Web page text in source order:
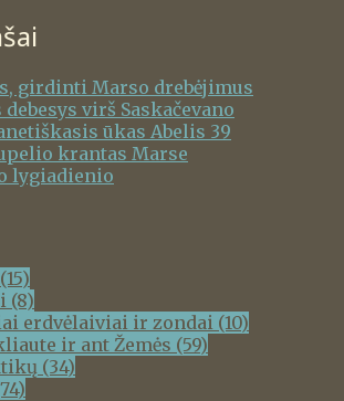
girdinti Marso drebėjimus
virš Saskačevano
ūkas Abelis 39
krantas Marse
lygiadienio
(15)
(8)
erdvėlaiviai ir zondai (10)
ir ant Žemės (59)
(34)